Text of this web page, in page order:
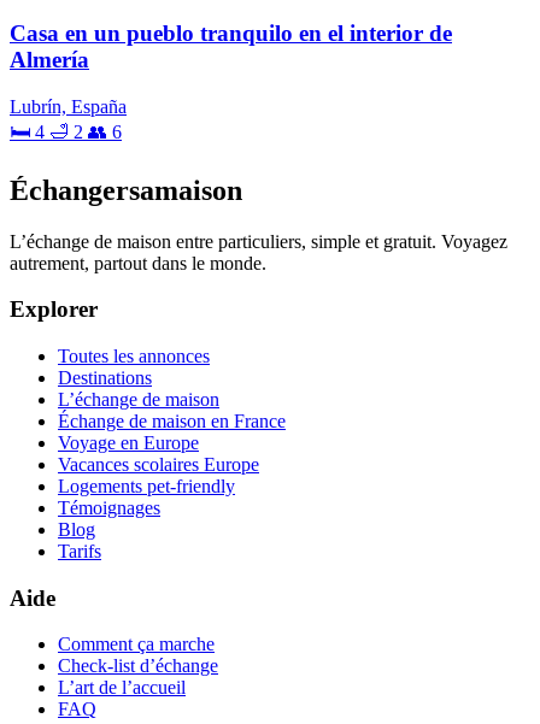
Casa en un pueblo tranquilo en el interior de
Almería
Lubrín, España
🛏 4 🛁 2 👥 6
Échangersamaison
L’échange de maison entre particuliers, simple et gratuit. Voyagez
autrement, partout dans le monde.
Explorer
Toutes les annonces
Destinations
L’échange de maison
Échange de maison en France
Voyage en Europe
Vacances scolaires Europe
Logements pet-friendly
Témoignages
Blog
Tarifs
Aide
Comment ça marche
Check-list d’échange
L’art de l’accueil
FAQ